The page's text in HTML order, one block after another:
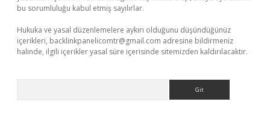
bu sorumluluğu kabul etmiş sayılırlar.
Hukuka ve yasal düzenlemelere aykırı olduğunu düşündüğünüz
içerikleri, backlinkpanelicomtr@gmail.com adresine bildirmeniz
halinde, ilgili içerikler yasal süre içerisinde sitemizden kaldırılacaktır.